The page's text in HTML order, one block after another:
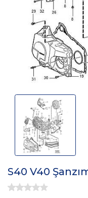
S40 V40